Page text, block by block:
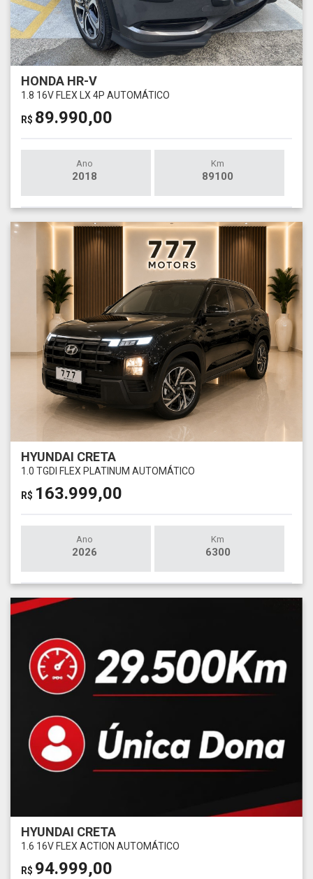
HONDA HR-V
1.8 16V FLEX LX 4P AUTOMÁTICO
R$ 89.990,00
Ano
2018
Km
89100
HYUNDAI CRETA
1.0 TGDI FLEX PLATINUM AUTOMÁTICO
R$ 163.999,00
Ano
2026
Km
6300
HYUNDAI CRETA
1.6 16V FLEX ACTION AUTOMÁTICO
R$ 94.999,00